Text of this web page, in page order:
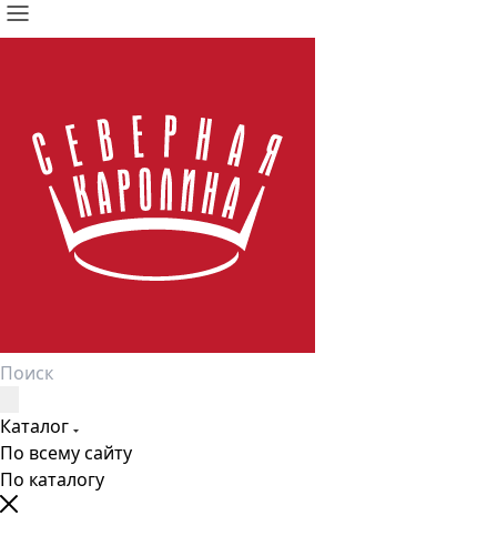
Каталог
По всему сайту
По каталогу